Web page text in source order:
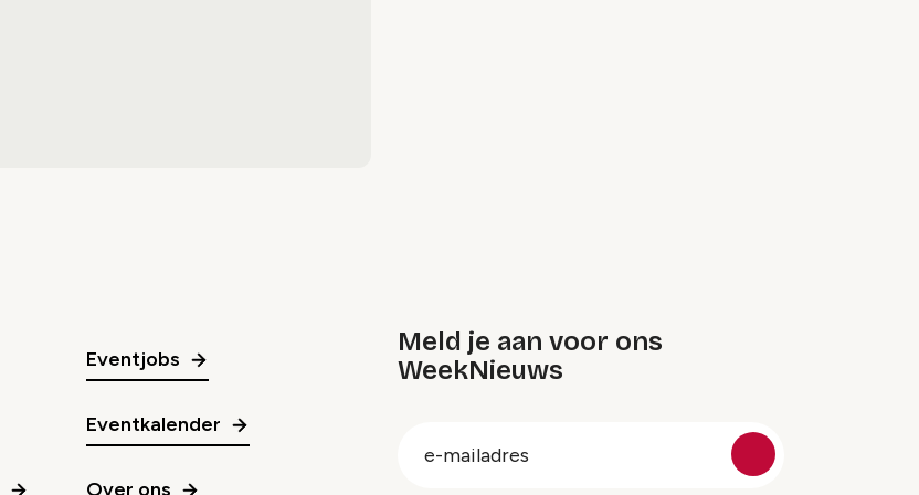
Eventjobs
Eventkalender
Over ons
Meld je aan voor ons
WeekNieuws